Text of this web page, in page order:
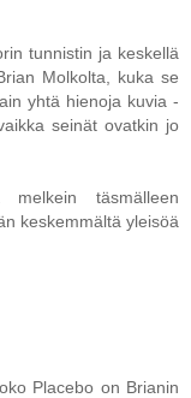
tunnistin ja keskellä
Molkolta, kuka se
yhtä hienoja kuvia -
seinät ovatkin jo
täsmälleen
keskemmältä yleisöä
Placebo on Brianin